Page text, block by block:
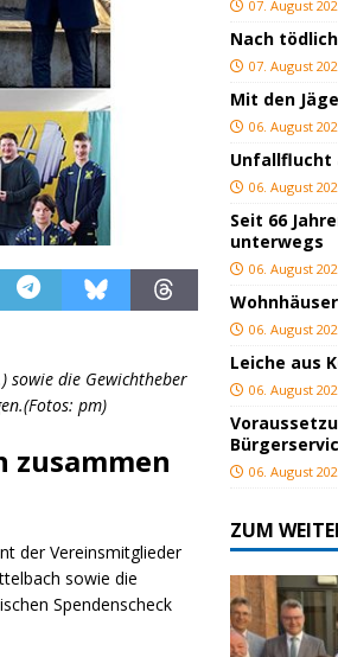
sowie die Gewichtheber
pm)
zusammen
der Vereinsmitglieder
sowie die
Spendenscheck
07. August
Nach
07. August
Mit den
06. August
Unfallflucht
06. August
Seit 66
unterwegs
06. August
06. August
Leiche aus
06. August
06. August
ZUM